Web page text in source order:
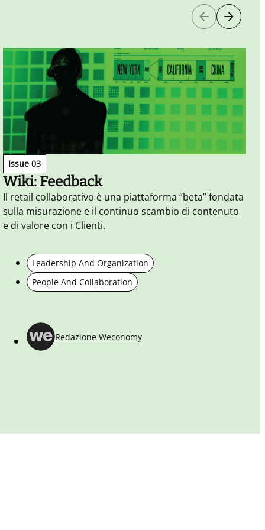
Issue 03
Wiki: Feedback
Il retail collaborativo è una piattaforma “beta” fondata
sulla misurazione e il continuo scambio di contenuto
e di valore con i Clienti.
Leadership And Organization
People And Collaboration
Redazione Weconomy